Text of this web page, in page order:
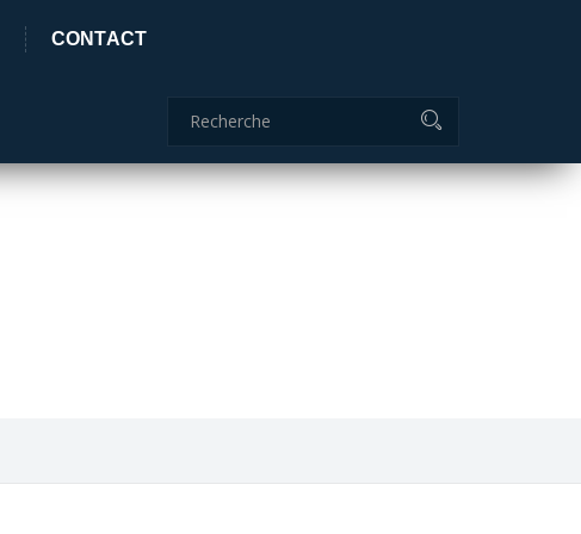
04 70 51 85 85
adc.lamaids@outlook.fr
CONTACT